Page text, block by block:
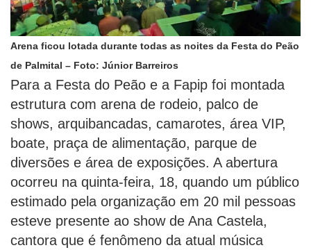
Arena ficou lotada durante todas as noites da Festa do Peão
de Palmital – Foto: Júnior Barreiros
Para a Festa do Peão e a Fapip foi montada
estrutura com arena de rodeio, palco de
shows, arquibancadas, camarotes, área VIP,
boate, praça de alimentação, parque de
diversões e área de exposições. A abertura
ocorreu na quinta-feira, 18, quando um público
estimado pela organização em 20 mil pessoas
esteve presente ao show de Ana Castela,
cantora que é fenômeno da atual música